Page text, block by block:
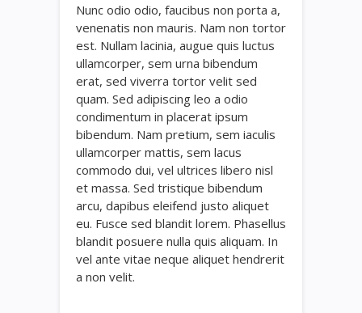
Nunc odio odio, faucibus non porta a,
venenatis non mauris. Nam non tortor
est. Nullam lacinia, augue quis luctus
ullamcorper, sem urna bibendum
erat, sed viverra tortor velit sed
quam. Sed adipiscing leo a odio
condimentum in placerat ipsum
bibendum. Nam pretium, sem iaculis
ullamcorper mattis, sem lacus
commodo dui, vel ultrices libero nisl
et massa. Sed tristique bibendum
arcu, dapibus eleifend justo aliquet
eu. Fusce sed blandit lorem. Phasellus
blandit posuere nulla quis aliquam. In
vel ante vitae neque aliquet hendrerit
a non velit.